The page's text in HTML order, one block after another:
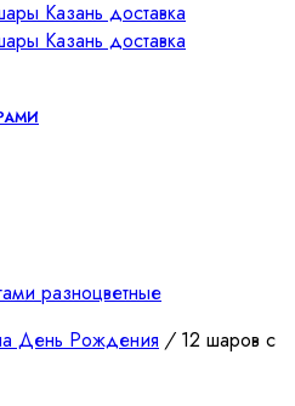
День Рождения /12 шаров с